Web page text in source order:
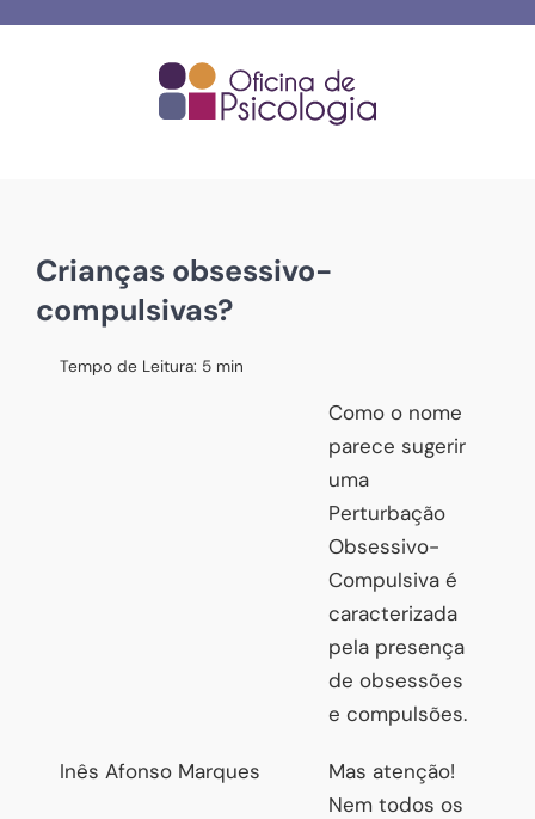
Crianças obsessivo-
compulsivas?
Tempo de Leitura: 5 min
Inês Afonso Marques
Como o nome
parece sugerir
uma
Perturbação
Obsessivo-
Compulsiva é
caracterizada
pela presença
de obsessões
e compulsões.
Mas atenção!
Nem todos os